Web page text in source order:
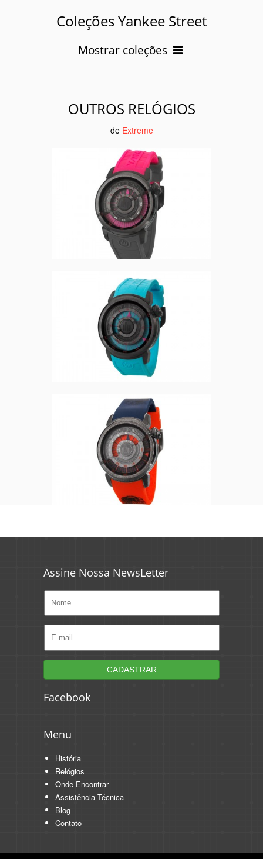
Coleções Yankee Street
Mostrar coleções
OUTROS RELÓGIOS
de Extreme
Assine Nossa NewsLetter
Facebook
Menu
História
Relógios
Onde Encontrar
Assistência Técnica
Blog
Contato